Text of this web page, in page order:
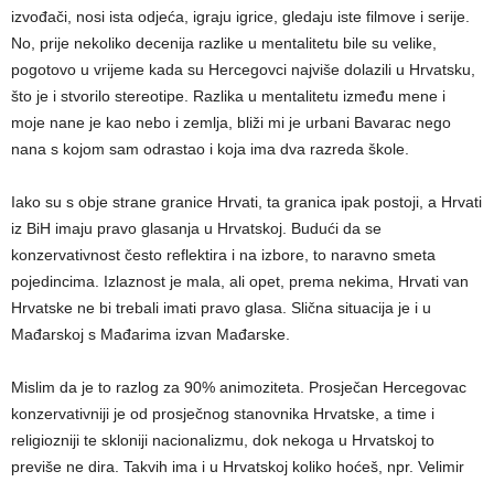
izvođači, nosi ista odjeća, igraju igrice, gledaju iste filmove i serije.
No, prije nekoliko decenija razlike u mentalitetu bile su velike,
pogotovo u vrijeme kada su Hercegovci najviše dolazili u Hrvatsku,
što je i stvorilo stereotipe. Razlika u mentalitetu između mene i
moje nane je kao nebo i zemlja, bliži mi je urbani Bavarac nego
nana s kojom sam odrastao i koja ima dva razreda škole.
Iako su s obje strane granice Hrvati, ta granica ipak postoji, a Hrvati
iz BiH imaju pravo glasanja u Hrvatskoj. Budući da se
konzervativnost često reflektira i na izbore, to naravno smeta
pojedincima. Izlaznost je mala, ali opet, prema nekima, Hrvati van
Hrvatske ne bi trebali imati pravo glasa. Slična situacija je i u
Mađarskoj s Mađarima izvan Mađarske.
Mislim da je to razlog za 90% animoziteta. Prosječan Hercegovac
konzervativniji je od prosječnog stanovnika Hrvatske, a time i
religiozniji te skloniji nacionalizmu, dok nekoga u Hrvatskoj to
previše ne dira. Takvih ima i u Hrvatskoj koliko hoćeš, npr. Velimir